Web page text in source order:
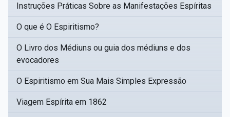
Instruções Práticas Sobre as Manifestações Espíritas
O que é O Espiritismo?
O Livro dos Médiuns ou guia dos médiuns e dos
evocadores
O Espiritismo em Sua Mais Simples Expressão
Viagem Espírita em 1862